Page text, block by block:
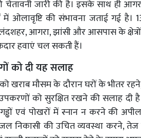
जारी की है। इसके साथ ही
ओलावृष्टि की संभावना जताई गई है।
आगरा, झांसी और आसपास के
हवाएं चल सकती हैं।
को दी यह सलाह
खराब मौसम के दौरान घरों के भीतर
को सुरक्षित रखने की सलाह दी
गड्ढों एवं पोखरों में स्नान न करने की
निकासी की उचित व्यवस्था करने,